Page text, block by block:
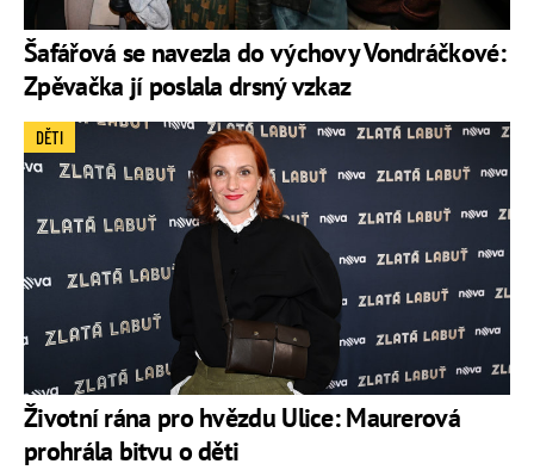
Šafářová se navezla do výchovy Vondráčkové:
Zpěvačka jí poslala drsný vzkaz
Životní rána pro hvězdu Ulice: Maurerová
prohrála bitvu o děti
DĚTI